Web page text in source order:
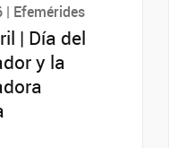
Efemérides
| Día del
y la